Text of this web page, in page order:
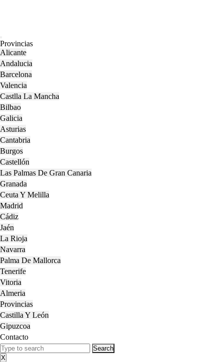
Open
Menu
Provincias
Alicante
Andalucia
Barcelona
Valencia
Castlla La Mancha
Bilbao
Galicia
Asturias
Cantabria
Burgos
Castellón
Las Palmas De Gran Canaria
Granada
Ceuta Y Melilla
Madrid
Cádiz
Jaén
La Rioja
Navarra
Palma De Mallorca
Tenerife
Vitoria
Almeria
Provincias
Castilla Y León
Gipuzcoa
Contacto
Close
Menu
Search
for:
X